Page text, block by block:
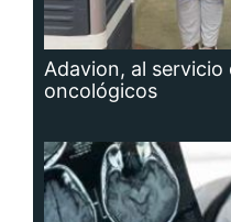
Adavion, al
oncológicos